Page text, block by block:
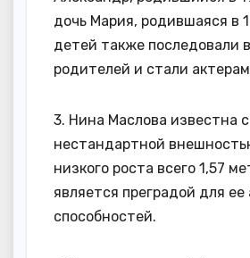
дочь Мария, родившаяся в
детей также последовали
родителей и стали
3. Нина Маслова известна
нестандартной
низкого роста всего 1,57
является преградой для ее
способностей.